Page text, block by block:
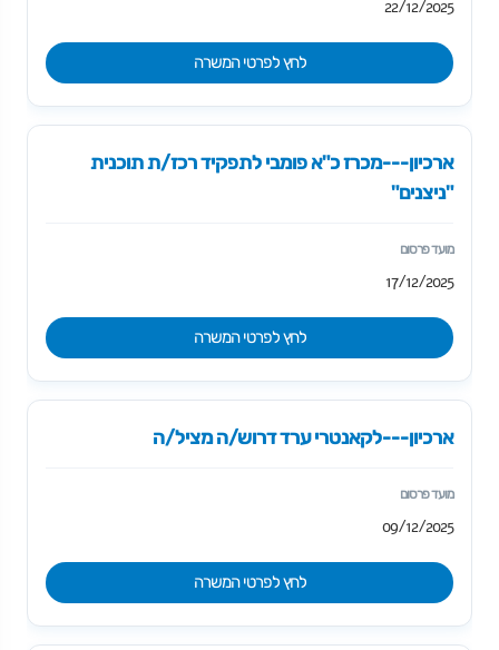
22/12/2025
לחץ לפרטי המשרה
ארכיון---מכרז כ"א פומבי לתפקיד רכז/ת תוכנית
"ניצנים"
17/12/2025
לחץ לפרטי המשרה
ארכיון---לקאנטרי ערד דרוש/ה מציל/ה
09/12/2025
לחץ לפרטי המשרה